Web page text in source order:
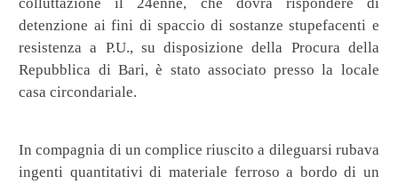
detenzione ai fini di spaccio di sostanze stupefacenti e
resistenza a P.U., su disposizione della Procura della
Repubblica di Bari, è stato associato presso la locale
casa circondariale.
In compagnia di un complice riuscito a dileguarsi rubava
ingenti quantitativi di materiale ferroso a bordo di un